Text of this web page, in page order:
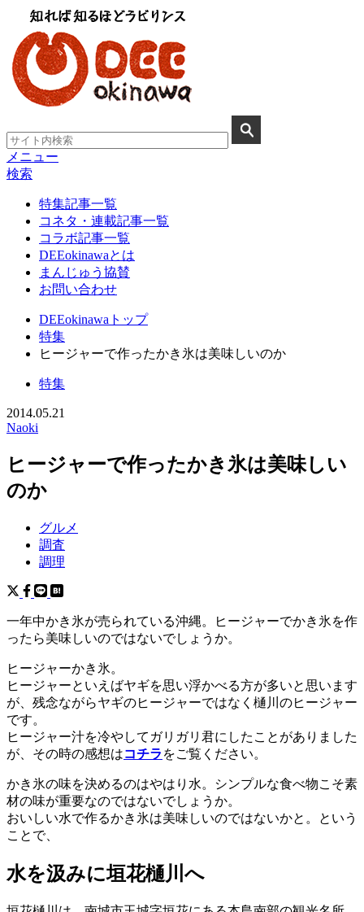
メニュー
検索
特集記事一覧
コネタ・連載記事一覧
コラボ記事一覧
DEEokinawaとは
まんじゅう協賛
お問い合わせ
DEEokinawaトップ
特集
ヒージャーで作ったかき氷は美味しいのか
特集
2014.05.21
Naoki
ヒージャーで作ったかき氷は美味しい
のか
グルメ
調査
調理
一年中かき氷が売られている沖縄。ヒージャーでかき氷を作
ったら美味しいのではないでしょうか。
ヒージャーかき氷。
ヒージャーといえばヤギを思い浮かべる方が多いと思います
が、残念ながらヤギのヒージャーではなく樋川のヒージャー
です。
ヒージャー汁を冷やしてガリガリ君にしたことがありました
が、その時の感想はコチラ をご覧ください。
かき氷の味を決めるのはやはり水。シンプルな食べ物こそ素
材の味が重要なのではないでしょうか。
おいしい水で作るかき氷は美味しいのではないかと。という
ことで、
水を汲みに垣花樋川へ